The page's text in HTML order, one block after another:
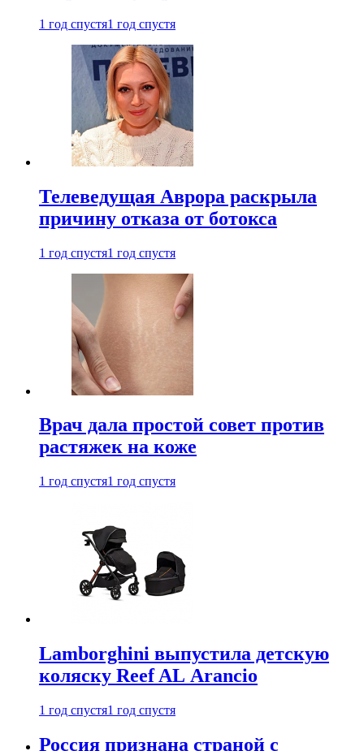
1 год спустя1 год спустя
Телеведущая Аврора раскрыла
причину отказа от ботокса
1 год спустя1 год спустя
Врач дала простой совет против
растяжек на коже
1 год спустя1 год спустя
Lamborghini выпустила детскую
коляску Reef AL Arancio
1 год спустя1 год спустя
Россия признана страной с